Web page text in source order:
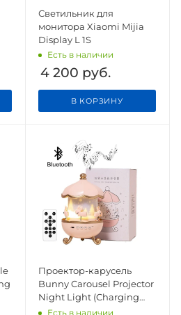
Светильник для
монитора Xiaomi Mijia
Display L 1S
Есть в наличии
4 200 руб.
В КОРЗИНУ
Проектор-карусель
Bunny Carousel Projector
Night Light (Charging
model)
Есть в наличии